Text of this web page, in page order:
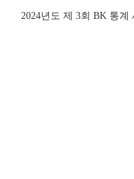
2024년도 제 3회 BK 통계